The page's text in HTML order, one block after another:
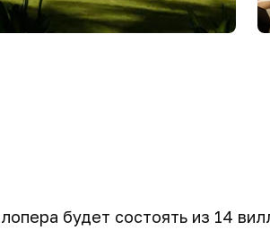
будет состоять из 14